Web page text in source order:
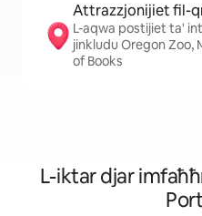
Attrazzjonijiet fil-
L-aqwa postijiet ta'
jinkludu Oregon Zoo,
of Books
L-iktar djar